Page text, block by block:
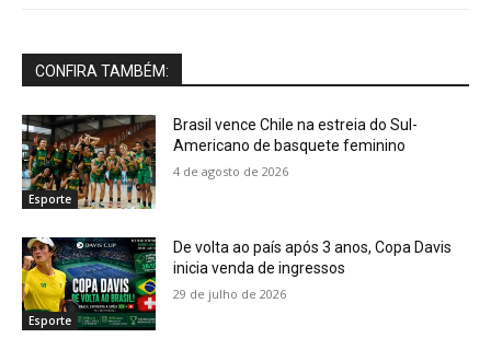
CONFIRA TAMBÉM:
Esporte
Brasil vence Chile na estreia do Sul-
Americano de basquete feminino
4 de agosto de 2026
Esporte
De volta ao país após 3 anos, Copa Davis
inicia venda de ingressos
29 de julho de 2026